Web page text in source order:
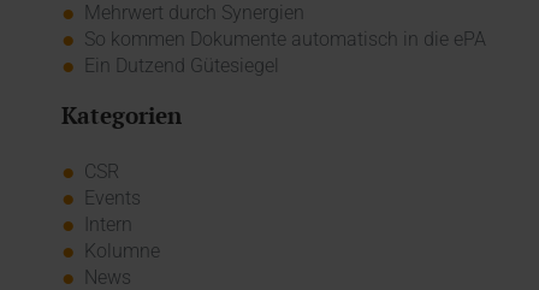
Mehrwert durch Synergien
So kommen Dokumente automatisch in die ePA
Ein Dutzend Gütesiegel
Kategorien
CSR
Events
Intern
Kolumne
News